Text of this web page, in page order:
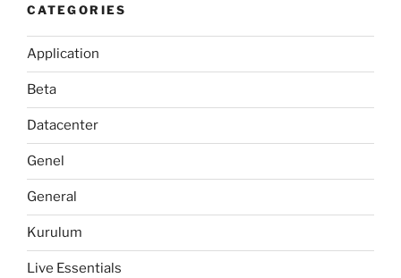
CATEGORIES
Application
Beta
Datacenter
Genel
General
Kurulum
Live Essentials